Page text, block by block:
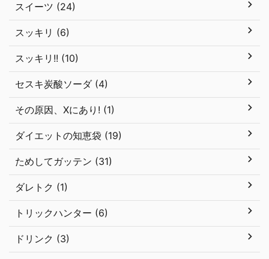
スイーツ (24)
スッキリ (6)
スッキリ!! (10)
セスキ炭酸ソーダ (4)
その原因、Xにあり! (1)
ダイエットの知恵袋 (19)
ためしてガッテン (31)
ダレトク (1)
トリックハンター (6)
ドリンク (3)